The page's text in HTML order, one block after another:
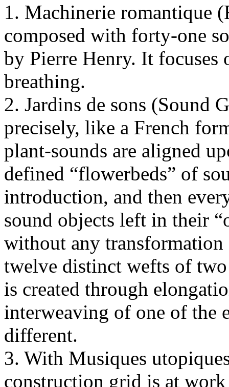
1. Machinerie romantique
composed with forty-one
by Pierre Henry. It
breathing.
2. Jardins de sons (Sound
precisely, like a French
plant-sounds are aligned
defined “flowerbeds” of
introduction, and then
sound objects left in their
without any transformation
twelve distinct wefts of two
is created through
interweaving of one of the
different.
3. With Musiques
construction grid is at